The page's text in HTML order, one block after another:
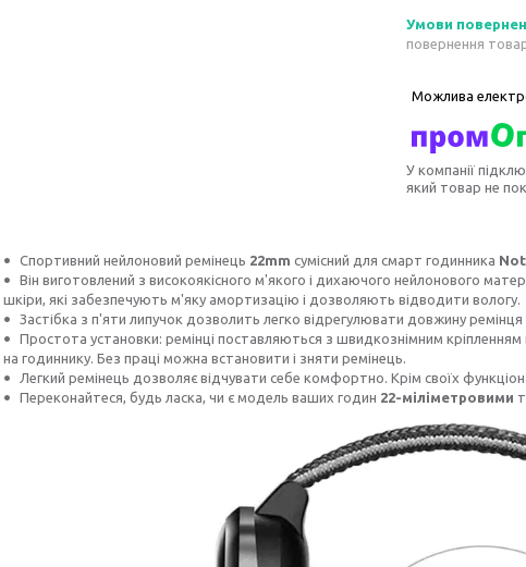
повернення
У компанії
який товар не
Спортивний нейлоновий ремінець 22mm сумісний для смарт годинника
Він виготовлений з високоякісного м'якого і дихаючого нейлонового
шкіри, які забезпечують м'яку амортизацію і дозволяють відводити вологу.
Застібка з п'яти липучок дозволить легко відрегулювати довжину ремінця
Простота установки: ремінці поставляються з швидкознімним кріпленням
на годиннику. Без праці можна встановити і зняти ремінець.
Легкий ремінець дозволяє відчувати себе комфортно. Крім своїх
Переконайтеся, будь ласка, чи є модель ваших годин 22-міліметровими